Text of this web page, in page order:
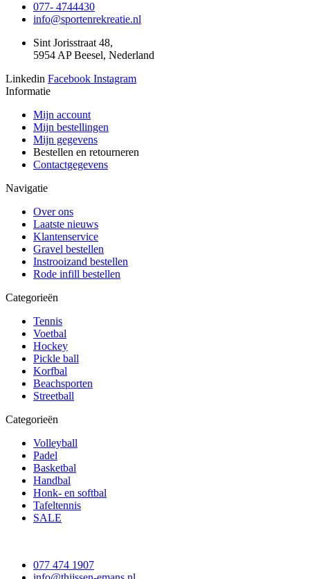
077- 4744430
info@sportenrekreatie.nl
Sint Jorisstraat 48,
5954 AP Beesel, Nederland
Linkedin Facebook Instagram
Informatie
Mijn account
Mijn bestellingen
Mijn gegevens
Bestellen en retourneren
Contactgegevens
Navigatie
Over ons
Laatste nieuws
Klantenservice
Gravel bestellen
Instrooizand bestellen
Rode infill bestellen
Categorieën
Tennis
Voetbal
Hockey
Pickle ball
Korfbal
Beachsporten
Streetball
Categorieën
Volleyball
Padel
Basketbal
Handbal
Honk- en softbal
Tafeltennis
SALE
077 474 1907